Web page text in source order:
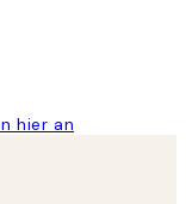
hier an